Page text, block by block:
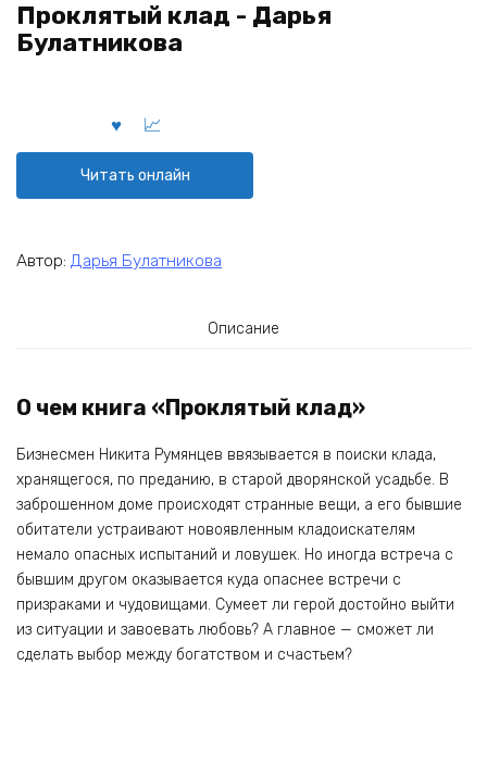
Проклятый клад - Дарья
Булатникова
Читать онлайн
Автор: Дарья Булатникова
Описание
О чем книга «Проклятый клад»
Бизнесмен Никита Румянцев ввязывается в поиски клада,
хранящегося, по преданию, в старой дворянской усадьбе. В
заброшенном доме происходят странные вещи, а его бывшие
обитатели устраивают новоявленным кладоискателям
немало опасных испытаний и ловушек. Но иногда встреча с
бывшим другом оказывается куда опаснее встречи с
призраками и чудовищами. Сумеет ли герой достойно выйти
из ситуации и завоевать любовь? А главное — сможет ли
сделать выбор между богатством и счастьем?